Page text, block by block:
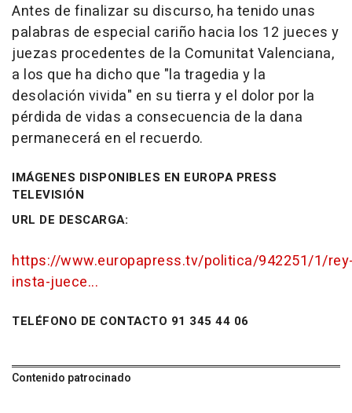
Antes de finalizar su discurso, ha tenido unas
palabras de especial cariño hacia los 12 jueces y
juezas procedentes de la Comunitat Valenciana,
a los que ha dicho que "la tragedia y la
desolación vivida" en su tierra y el dolor por la
pérdida de vidas a consecuencia de la dana
permanecerá en el recuerdo.
IMÁGENES DISPONIBLES EN EUROPA PRESS
TELEVISIÓN
URL DE DESCARGA:
https://www.europapress.tv/politica/942251/1/
insta-juece...
TELÉFONO DE CONTACTO 91 345 44 06
Contenido patrocinado